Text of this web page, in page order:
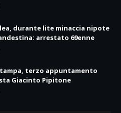
durante lite minaccia nipote
arrestato 69enne
terzo appuntamento
Giacinto Pipitone